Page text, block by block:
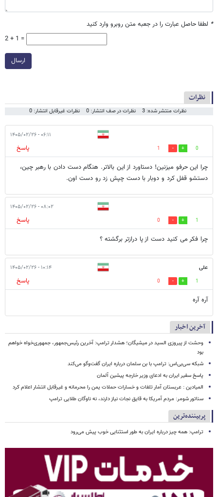
* لطفا حاصل عبارت را در جعبه متن روبرو وارد کنید
2 + 1 =
ارسال
نظرات
نظرات منتشر شده: 3 نظرات در صف انتشار: 0 نظرات غیرقابل انتشار: 0
۰۶:۱۱ - ۱۴۰۵/۰۲/۲۶
0
1
پاسخ
چرا این حرفو میزنین! دستاورد از این بالاتر. هنگام دست دادن با رهبر چین،
دستشو قفل کرد و دوبار با دست چپش زد رو دست اون.
۰۸:۰۲ - ۱۴۰۵/۰۲/۲۶
1
0
پاسخ
چرا فکر می کنید دست از پا درازتر برگشته ؟
علی ۱۰:۱۴ - ۱۴۰۵/۰۲/۲۶
1
0
پاسخ
آره آره
آخرین اخبار
وحشت از پیروزی السید در میشیگان؛ هشدار ترامپ: آخرین رئیس‌جمهور، جمهوری‌خواه خواهم
بود
شبکه سی‌بی‌اس: ترامپ با بن سلمان درباره ایران گفت‌وگو می‌کند
پاسخ سفیر ایران به ادعای وزیر خارجه پیشین آلمان
المیادین : عربستان آمار تلفات و خسارات حملات یمن را محرمانه و غیرقابل انتشار اعلام کرد
سناتور شومر: مردم آمریکا به قایق نجات نیاز دارند، نه ناوگان طلایی ترامپ
پربیننده‌ترین
ترامپ: همه چیز درباره ایران به طور استثنایی خوب پیش می‌رود